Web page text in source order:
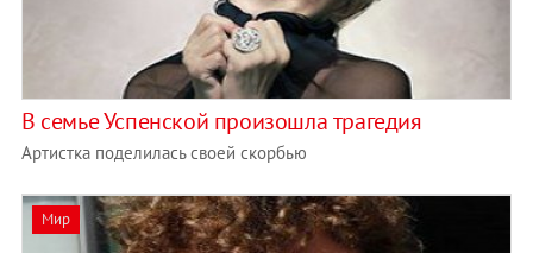
В семье Успенской произошла трагедия
Артистка поделилась своей скорбью
Мир